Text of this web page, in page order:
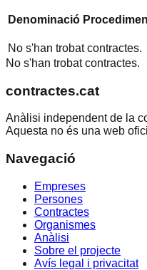
Denominació
No s'han trobat contractes.
No s'han trobat contractes.
contractes.cat
Anàlisi independent de la
Aquesta no és una web
Navegació
Empreses
Persones
Contractes
Organismes
Anàlisi
Sobre el projecte
Avís legal i privacitat